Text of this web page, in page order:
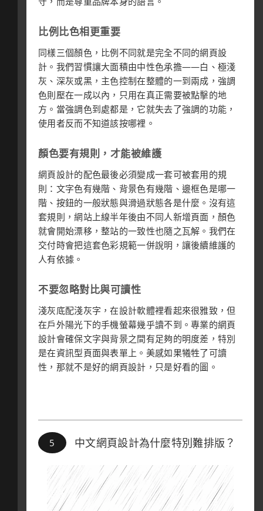
比例比色相更重要
同樣三個顏色，比例不同就是完全不同的網頁設
計。我們習慣讓大面積由中性色承擔——白、極淺
灰、深灰或黑，主色控制在整體的一到兩成，強調
色則壓在一成以內，只用在真正需要被點擊的地
方。當強調色到處都是，它就失去了強調的功能，
使用者反而不知道該按哪裡。
顏色要有規則，才能被維護
網頁設計的配色最後必須變成一套可被套用的規
則：文字色有幾階、背景色有幾階、邊框色是哪一
階、按鈕的一般狀態與滑過狀態各是什麼。沒有這
套規則，網站上線半年後由不同人新增頁面，顏色
就會開始漂移，整站的一致性也隨之瓦解。我們在
交付時會把這套色彩規範一併說明，讓後續維護的
人有依據。
不要忽略對比與可讀性
淺灰底配淺灰字，在設計軟體裡看起來很雅致，但
在戶外陽光下的手機螢幕幾乎讀不到。專業的網頁
設計會確保文字與背景之間有足夠的明度差，特別
是在資訊型頁面與表單上。美感如果犧牲了可讀
性，那就不是好的網頁設計，只是好看的圖。
中文網頁設計為什麼特別難排版？